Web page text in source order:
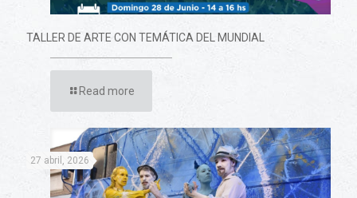
TALLER DE ARTE CON TEMÁTICA DEL MUNDIAL
Read more
27 abril, 2026